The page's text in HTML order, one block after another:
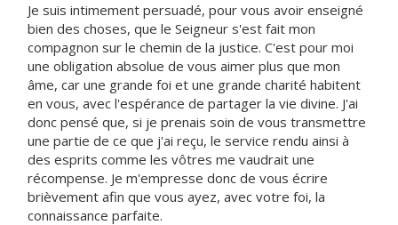
Je suis intimement persuadé, pour vous avoir enseigné
bien des choses, que le Seigneur s'est fait mon
compagnon sur le chemin de la justice. C'est pour moi
une obligation absolue de vous aimer plus que mon
âme, car une grande foi et une grande charité habitent
en vous, avec l'espérance de partager la vie divine. J'ai
donc pensé que, si je prenais soin de vous transmettre
une partie de ce que j'ai reçu, le service rendu ainsi à
des esprits comme les vôtres me vaudrait une
récompense. Je m'empresse donc de vous écrire
brièvement afin que vous ayez, avec votre foi, la
connaissance parfaite.